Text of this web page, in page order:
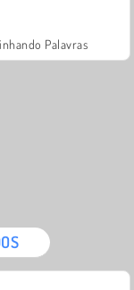
Palavras